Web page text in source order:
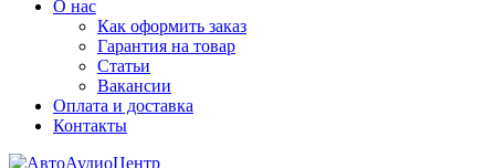
О нас
Как оформить заказ
Гарантия на товар
Статьи
Вакансии
Оплата и доставка
Контакты